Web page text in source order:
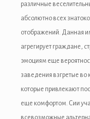
различные
абсолютно всех
отображений. Данная
агрегирует граждане,
эмоциям еще
заведения взгретые
которые привлекают
еще комфортом. Сии
всевозможные